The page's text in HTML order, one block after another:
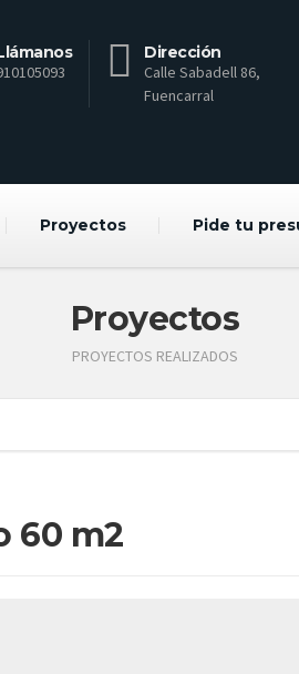
Dirección
Calle Sabadell 86,
Fuencarral
Proyectos Pide tu
Proyectos
PROYECTOS REALIZADOS
60 m2